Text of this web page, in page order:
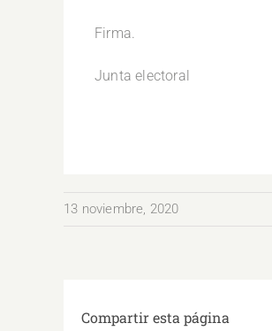
Firma.
Junta electoral
13 noviembre, 2020
Compartir esta página